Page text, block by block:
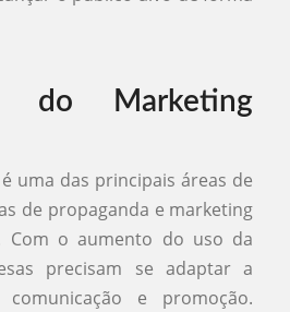
do Marketing
uma das principais áreas de
de propaganda e marketing
Com o aumento do uso da
precisam se adaptar a
e promoção.